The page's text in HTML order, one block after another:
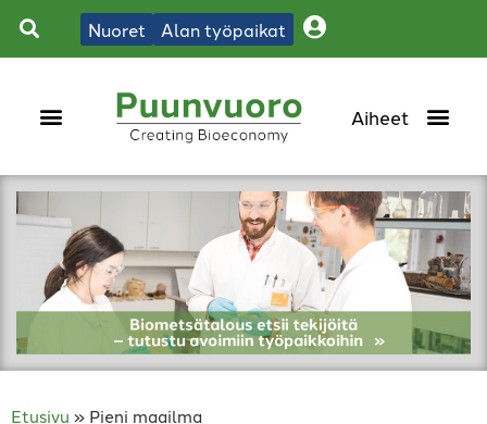
Nuoret Alan työpaikat
Etusivu » Pieni maailma